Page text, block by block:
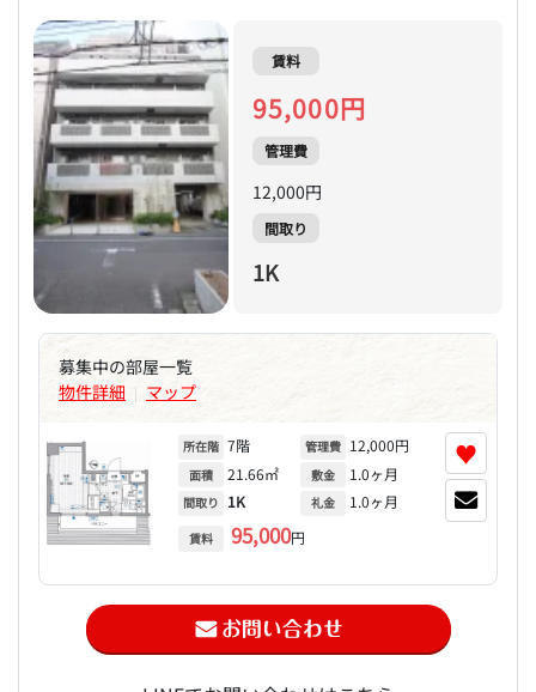
賃料
95,000円
管理費
12,000円
間取り
1K
募集中の部屋一覧
物件詳細 | マップ
所在階 7階
面積 21.66㎡
間取り 1K
賃料 95,000円
管理費 12,000円
敷金 1.0ヶ月
礼金 1.0ヶ月
♥